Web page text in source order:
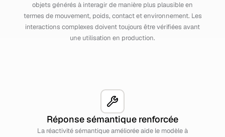
objets générés à interagir de manière plus plausible en
termes de mouvement, poids, contact et environnement. Les
interactions complexes doivent toujours être vérifiées avant
une utilisation en production.
Réponse sémantique renforcée
La réactivité sémantique améliorée aide le modèle à